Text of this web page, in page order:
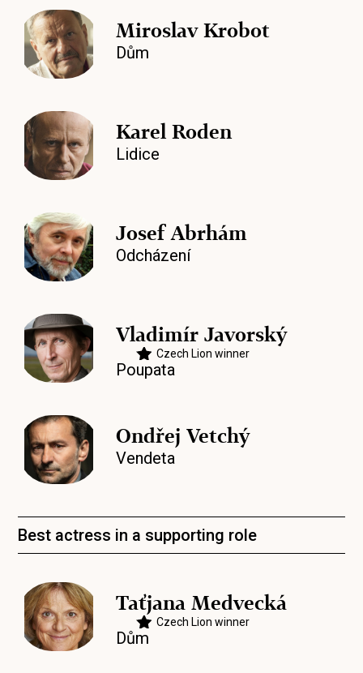
Miroslav Krobot
Dům
Karel Roden
Lidice
Josef Abrhám
Odcházení
Vladimír Javorský
Czech Lion winner
Poupata
Ondřej Vetchý
Vendeta
Best actress in a supporting role
Taťjana Medvecká
Czech Lion winner
Dům